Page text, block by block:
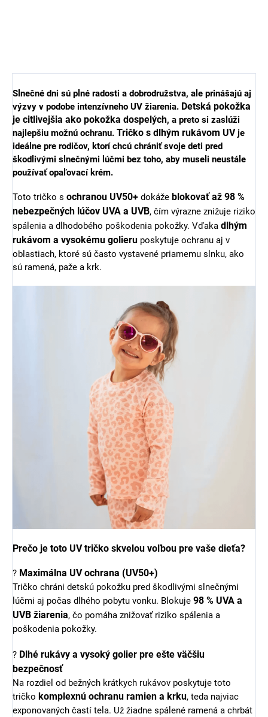
Slnečné dni sú plné radosti a dobrodružstva, ale prinášajú aj
výzvy v podobe intenzívneho UV žiarenia. Detská pokožka
je citlivejšia ako pokožka dospelých, a preto si zaslúži
najlepšiu možnú ochranu. Tričko s dlhým rukávom UVje
ideálne pre rodičov, ktorí chcú chrániť svoje deti pred
škodlivými slnečnými lúčmi bez toho, aby museli neustále
používať opaľovací krém.
Toto tričko s ochranou UV50+ dokáže blokovať až 98 %
nebezpečných lúčov UVA a UVB, čím výrazne znižuje riziko
spálenia a dlhodobého poškodenia pokožky. Vďaka dlhým
rukávom a vysokému golieru poskytuje ochranu aj v
oblastiach, ktoré sú často vystavené priamemu slnku, ako
sú ramená, paže a krk.
Prečo je toto UV tričko skvelou voľbou pre vaše dieťa?
? Maximálna UV ochrana (UV50+)
Tričko chráni detskú pokožku pred škodlivými slnečnými
lúčmi aj počas dlhého pobytu vonku. Blokuje 98 % UVA a
UVB žiarenia, čo pomáha znižovať riziko spálenia a
poškodenia pokožky.
? Dlhé rukávy a vysoký golier pre ešte väčšiu
bezpečnosť
Na rozdiel od bežných krátkych rukávov poskytuje toto
tričko komplexnú ochranu ramien a krku, teda najviac
exponovaných častí tela. Už žiadne spálené ramená a chrbát